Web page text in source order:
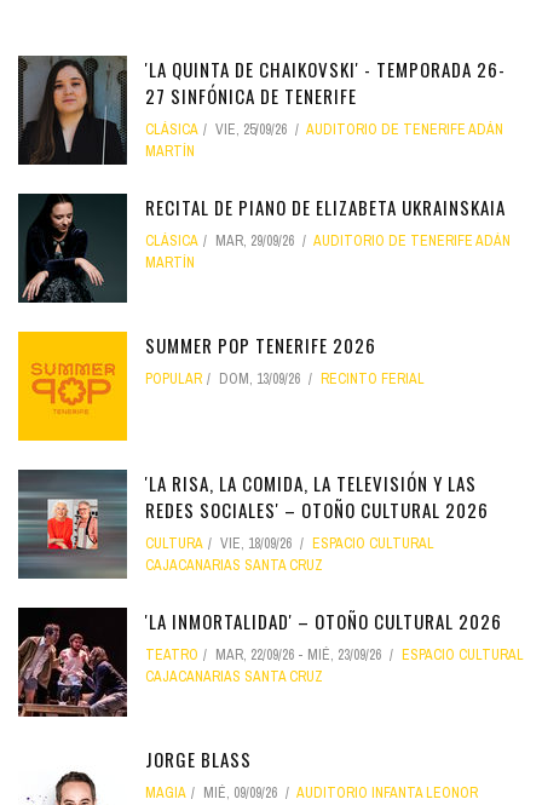
'LA QUINTA DE CHAIKOVSKI' - TEMPORADA 26-
27 SINFÓNICA DE TENERIFE
CLÁSICA VIE, 25/09/26
AUDITORIO DE TENERIFE ADÁN
MARTÍN
RECITAL DE PIANO DE ELIZABETA UKRAINSKAIA
CLÁSICA MAR, 29/09/26
AUDITORIO DE TENERIFE ADÁN
MARTÍN
SUMMER POP TENERIFE 2026
POPULAR DOM, 13/09/26 RECINTO FERIAL
'LA RISA, LA COMIDA, LA TELEVISIÓN Y LAS
REDES SOCIALES' – OTOÑO CULTURAL 2026
CULTURA VIE, 18/09/26
ESPACIO CULTURAL
CAJACANARIAS SANTA CRUZ
'LA INMORTALIDAD' – OTOÑO CULTURAL 2026
TEATRO MAR, 22/09/26 - MIÉ, 23/09/26
ESPACIO CULTURAL
CAJACANARIAS SANTA CRUZ
JORGE BLASS
MAGIA MIÉ, 09/09/26 AUDITORIO INFANTA LEONOR